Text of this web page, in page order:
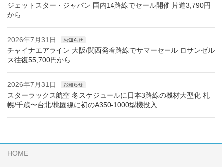
ジェットスター・ジャパン 国内14路線でセール開催 片道3,790円
から
2026年7月31日 お知らせ
チャイナエアライン 大阪/関西発着路線でサマーセール ロサンゼル
ス往復55,700円から
2026年7月31日 お知らせ
スターラックス航空 冬スケジュールに日本3路線の機材大型化 札
幌/千歳〜台北/桃園線に初のA350-1000型機投入
HOME